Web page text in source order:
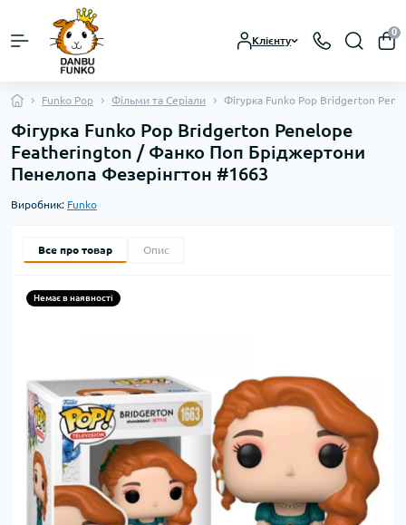
Клієнту
0
Funko Pop Фільми та Серіали Фігурка Funko Pop Bridgerton
Фігурка Funko Pop Bridgerton Penelope
Featherington / Фанко Поп Бріджертони
Пенелопа Фезерінгтон #1663
Виробник: Funko
Все про товар Опис
Немає в наявності